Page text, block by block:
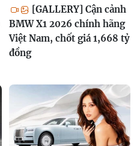
[GALLERY] Cận cảnh
BMW X1 2026 chính hãng
Việt Nam, chốt giá 1,668 tỷ
đồng